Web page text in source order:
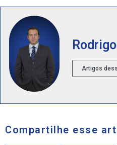
Artigos
Compartilhe esse